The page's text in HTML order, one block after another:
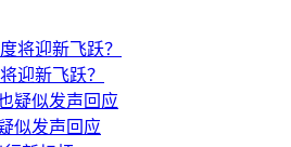
迎新飞跃？
似发声回应